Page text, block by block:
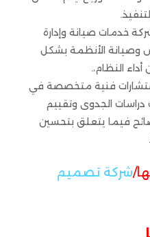
خدمات صيانة وإدارة
وصيانة الأنظمة بشكل
النظام،.
فنية متخصصة في
دراسات الجدوى وتقييم
فيما يتعلق بتحسين
شركة تصميم